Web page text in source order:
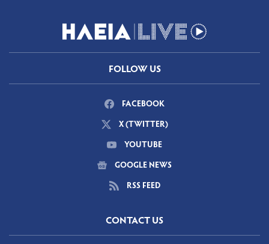
FOLLOW US
FACEBOOK
X (TWITTER)
YOUTUBE
GOOGLE NEWS
RSS FEED
CONTACT US